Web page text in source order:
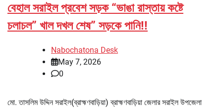
বেহাল সরাইল প্রবেশ সড়ক “ভাঙা রাস্তায় কষ্টে
চলাচল” খাল দখল শেষ” সড়কে পানি!!
Nabochatona Desk
May 7, 2026
0
মো. তাসলিম উদ্দিন সরাইল(ব্রাহ্মণবাড়িয়া) ব্রাহ্মণবাড়িয়া জেলার সরাইল উপজেলা